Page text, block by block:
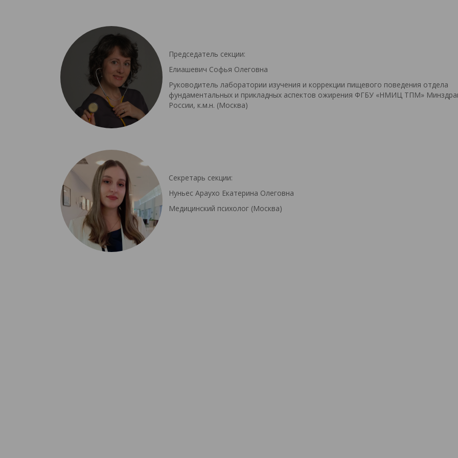
Председатель секции:
Елиашевич Софья Олеговна
Руководитель лаборатории изучения и коррекции пищевого поведения отдела
фундаментальных и прикладных аспектов ожирения ФГБУ «НМИЦ ТПМ»
России, к.м.н. (Москва)
Секретарь секции:
Нуньес Араухо Екатерина Олеговна
Медицинский психолог (Москва)